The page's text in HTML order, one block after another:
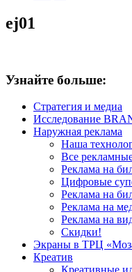
ej01
Узнайте больше:
Стратегия и медиа
Исследование
Наружная реклама
Наша
Все
Реклама на
Цифровые
Реклама на
Реклама на
Реклама на
Скидки!
Экраны в ТРЦ
Креатив